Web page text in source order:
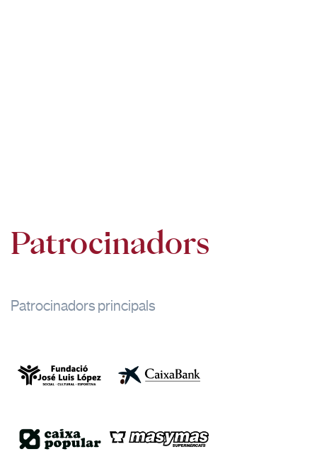
Patrocinadors
Patrocinadors principals